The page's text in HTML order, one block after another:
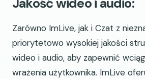
Jakość wideo i audio:
Zarówno ImLive, jak i Czat z
priorytetowo wysokiej jakości
wideo i audio, aby zapewnić
wrażenia użytkownika. ImLive